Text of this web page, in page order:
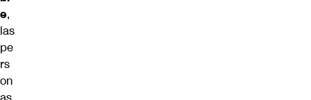
e,
las
pe
rs
on